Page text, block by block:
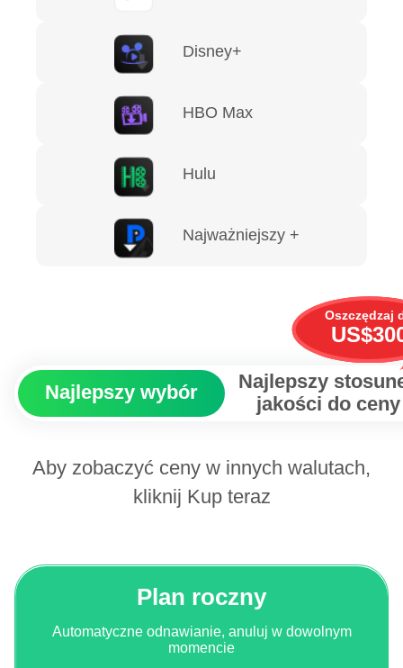
Disney+
HBO Max
Hulu
Najważniejszy +
Najlepszy wybór
Najlepszy
jakości do ceny
Oszczędzaj
Aby zobaczyć ceny w innych walutach,
kliknij Kup teraz
Plan roczny
Automatyczne odnawianie, anuluj w dowolnym
momencie